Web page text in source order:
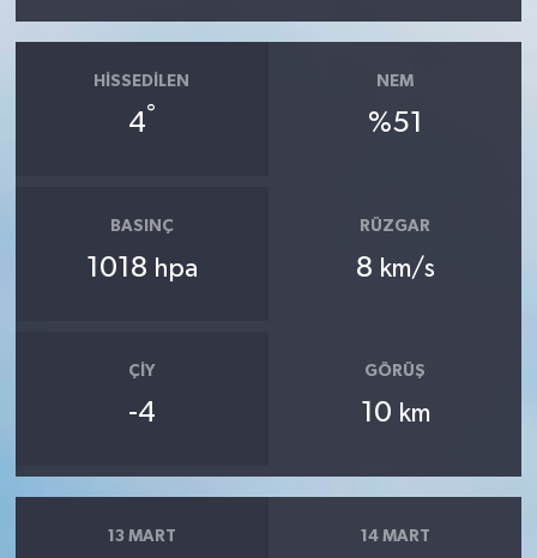
HISSEDILEN
4°
NEM
%51
BASINÇ
1018 hpa
RÜZGAR
8 km/s
ÇIY
-4
GÖRÜŞ
10 km
13 MART 14 MART